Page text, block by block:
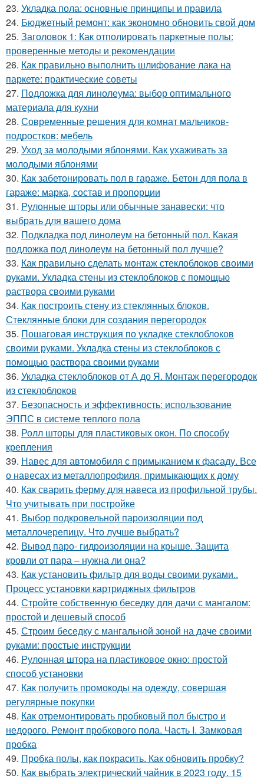
23. Укладка пола: основные принципы и правила
24. Бюджетный ремонт: как экономно обновить свой дом
25. Заголовок 1: Как отполировать паркетные полы:
проверенные методы и рекомендации
26. Как правильно выполнить шлифование лака на
паркете: практические советы
27. Подложка для линолеума: выбор оптимального
материала для кухни
28. Современные решения для комнат мальчиков-
подростков: мебель
29. Уход за молодыми яблонями. Как ухаживать за
молодыми яблонями
30. Как забетонировать пол в гараже. Бетон для пола в
гараже: марка, состав и пропорции
31. Рулонные шторы или обычные занавески: что
выбрать для вашего дома
32. Подкладка под линолеум на бетонный пол. Какая
подложка под линолеум на бетонный пол лучше?
33. Как правильно сделать монтаж стеклоблоков своими
руками. Укладка стены из стеклоблоков с помощью
раствора своими руками
34. Как построить стену из стеклянных блоков.
Стеклянные блоки для создания перегородок
35. Пошаговая инструкция по укладке стеклоблоков
своими руками. Укладка стены из стеклоблоков с
помощью раствора своими руками
36. Укладка стеклоблоков от А до Я. Монтаж перегородок
из стеклоблоков
37. Безопасность и эффективность: использование
ЭППС в системе теплого пола
38. Ролл шторы для пластиковых окон. По способу
крепления
39. Навес для автомобиля с примыканием к фасаду. Все
о навесах из металлопрофиля, примыкающих к дому
40. Как сварить ферму для навеса из профильной трубы.
Что учитывать при постройке
41. Выбор подкровельной пароизоляции под
металлочерепицу. Что лучше выбрать?
42. Вывод паро- гидроизоляции на крыше. Защита
кровли от пара – нужна ли она?
43. Как установить фильтр для воды своими руками..
Процесс установки картриджных фильтров
44. Стройте собственную беседку для дачи с мангалом:
простой и дешевый способ
45. Строим беседку с мангальной зоной на даче своими
руками: простые инструкции
46. Рулонная штора на пластиковое окно: простой
способ установки
47. Как получить промокоды на одежду, совершая
регулярные покупки
48. Как отремонтировать пробковый пол быстро и
недорого. Ремонт пробкового пола. Часть I. Замковая
пробка
49. Пробка полы, как покрасить. Как обновить пробку?
50. Как выбрать электрический чайник в 2023 году. 15